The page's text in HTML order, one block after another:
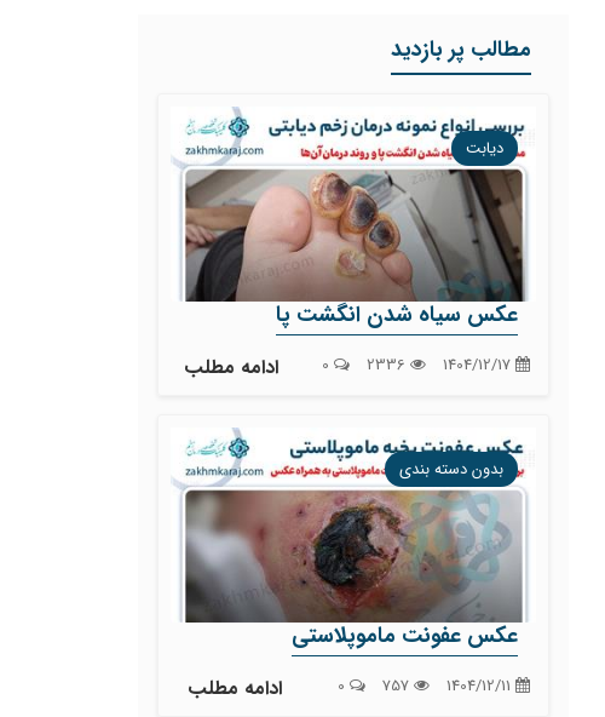
مطالب پر بازدید
دیابت
عکس سیاه شدن انگشت پا
ادامه مطلب
بدون دسته بندی
عکس عفونت ماموپلاستی
ادامه مطلب